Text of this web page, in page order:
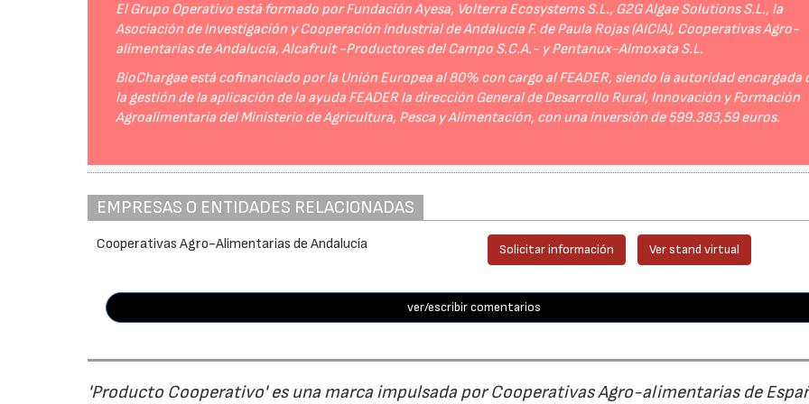
El Grupo Operativo está formado por Fundación Ayesa, Volterra Ecosystems S.L., G2G Algae Solutions S.L., la
Asociación de Investigación y Cooperación Industrial de Andalucía F. de Paula Rojas (AICIA), Cooperativas Agro-
alimentarias de Andalucía, Alcafruit -Productores del Campo S.C.A.- y Pentanux-Almoxata S.L.
BioChargae está cofinanciado por la Unión Europea al 80% con cargo al FEADER, siendo la autoridad encargada
la gestión de la aplicación de la ayuda FEADER la dirección General de Desarrollo Rural, Innovación y Formación
Agroalimentaria del Ministerio de Agricultura, Pesca y Alimentación, con una inversión de 599.383,59 euros.
EMPRESAS O ENTIDADES RELACIONADAS
Cooperativas Agro-Alimentarias de Andalucía Solicitar información Ver stand virtual
ver/escribir comentarios
'Producto Cooperativo' es una marca impulsada por Cooperativas Agro-alimentarias de